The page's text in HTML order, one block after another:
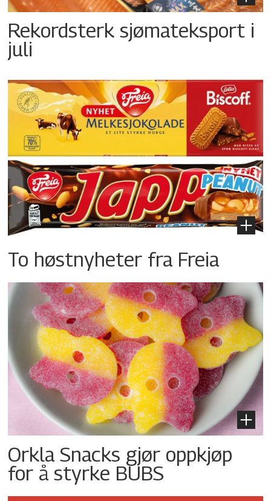
Rekordsterk sjømateksport i
juli
To høstnyheter fra Freia
Orkla Snacks gjør oppkjøp
for å styrke BUBS